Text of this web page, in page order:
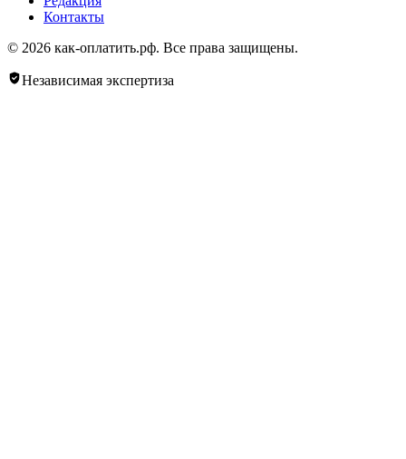
Контакты
© 2026 как-оплатить.рф. Все права защищены.
Независимая экспертиза